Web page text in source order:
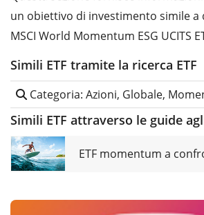
un obiettivo di investimento simile a
MSCI World Momentum ESG UCITS
Simili ETF tramite la ricerca ETF
Categoria: Azioni, Globale,
Simili ETF attraverso le guide
ETF momentum a